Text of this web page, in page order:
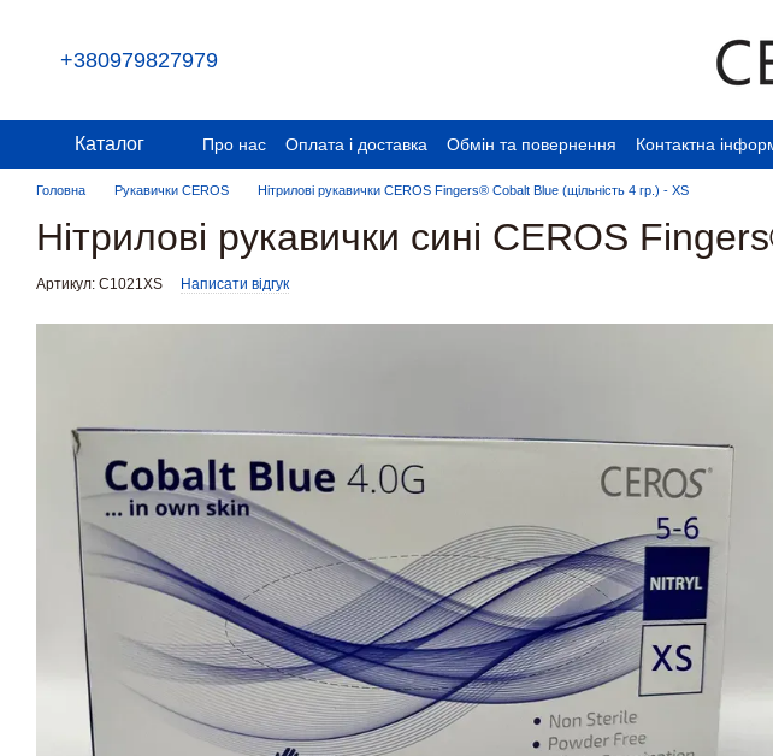
+380979827979
Каталог Про нас Оплата і доставка Обмін та повернення Контактна
Головна Рукавички CEROS Нітрилові рукавички CEROS Fingers® Cobalt Blue (щільність 4 гр.) - XS
Нітрилові рукавички сині CEROS
Артикул: С1021XS Написати відгук